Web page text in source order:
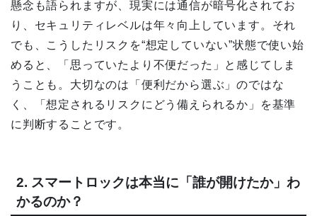
懸念も語られますが、現実には通信が暗号化されてお
り、セキュリティレベルは年々向上しています。それ
でも、こうしたリスクを“想定していない”状態で使い始
めると、「思っていたより不便だった」と感じてしま
うことも。大切なのは「便利だから選ぶ」のではな
く、「想定されるリスクにどう備えられるか」を基準
に判断することです。
2. スマートロックは本当に「誰が開けたか」わ
かるのか？